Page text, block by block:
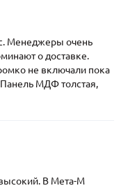
Менеджеры очень
о доставке.
не включали пока
Панель МДФ толстая,
В Мета-М